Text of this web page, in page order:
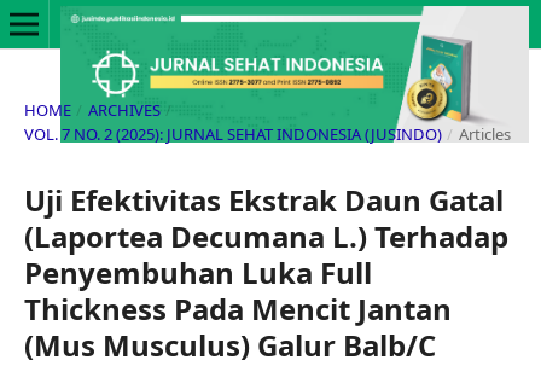
HOME / ARCHIVES /
VOL. 7 NO. 2 (2025): JURNAL SEHAT INDONESIA (JUSINDO) / Articles
Uji Efektivitas Ekstrak Daun Gatal
(Laportea Decumana L.) Terhadap
Penyembuhan Luka Full
Thickness Pada Mencit Jantan
(Mus Musculus) Galur Balb/C